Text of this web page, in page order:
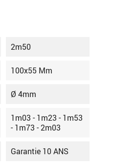
2m50
100x55 Mm
Ø 4mm
1m03 - 1m23 - 1m53
- 1m73 - 2m03
Garantie 10 ANS